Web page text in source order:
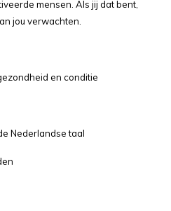
mensen. Als jij dat bent,
jou verwachten.
en conditie
Nederlandse taal